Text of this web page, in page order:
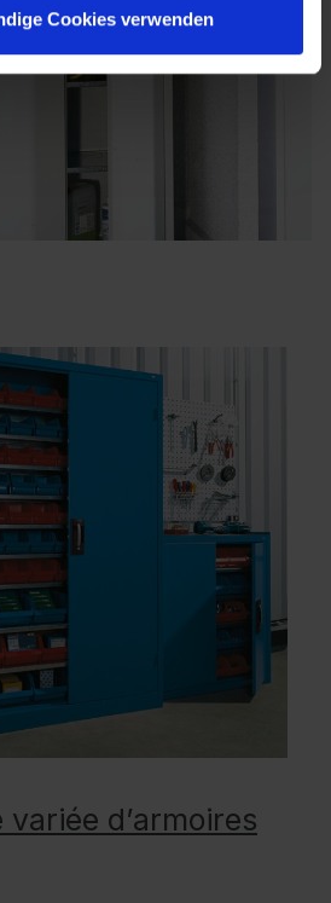
Cookies verwenden
variée d’armoires